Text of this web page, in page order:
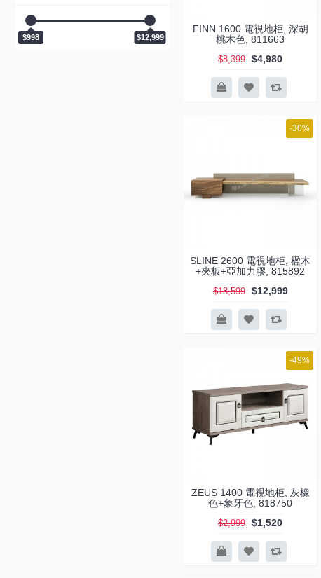
814878 (1)
814879 (1)
$998 $12,999
FINN 1600 電視地柜, 深胡
桃木色, 811663
$8,399 $4,980
-30%
SLINE 2600 電視地柜, 楹木
+夾板+亞加力膠, 815892
$18,599 $12,999
-49%
ZEUS 1400 電視地柜, 灰橡
色+象牙色, 818750
$2,999 $1,520